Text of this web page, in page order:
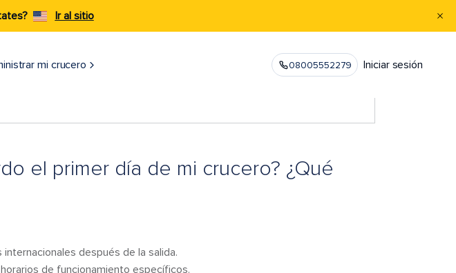
Ir al sitio
mi crucero 08005552279 Iniciar sesión
el primer día de mi crucero? ¿Qué
después de la salida.
de funcionamiento específicos.